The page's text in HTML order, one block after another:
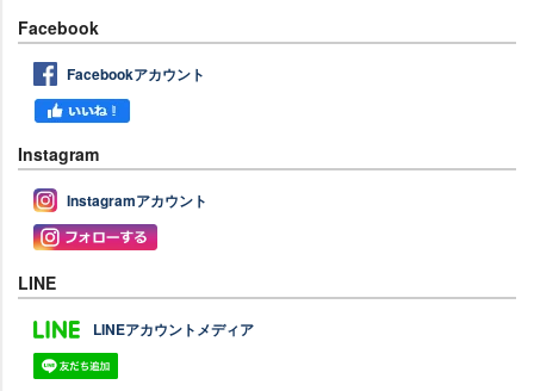
Facebook
Facebookアカウント
Instagram
Instagramアカウント
LINE
LINEアカウントメディア